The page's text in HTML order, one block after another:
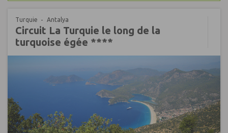
Turquie Antalya
Circuit La Turquie le long de la
turquoise égée ****